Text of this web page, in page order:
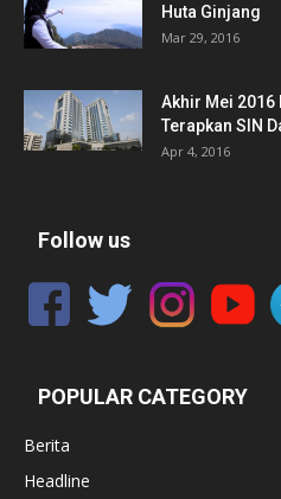
Huta Ginjang
Mar 29, 2016
Akhir Mei 2016
Terapkan SIN
Apr 4, 2016
Follow us
POPULAR CATEGORY
Berita
Headline